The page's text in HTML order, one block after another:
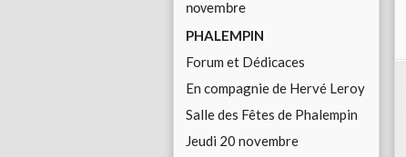
novembre
PHALEMPIN
Forum et Dédicaces
En compagnie de Hervé Leroy
Salle des Fêtes de Phalempin
Jeudi 20 novembre